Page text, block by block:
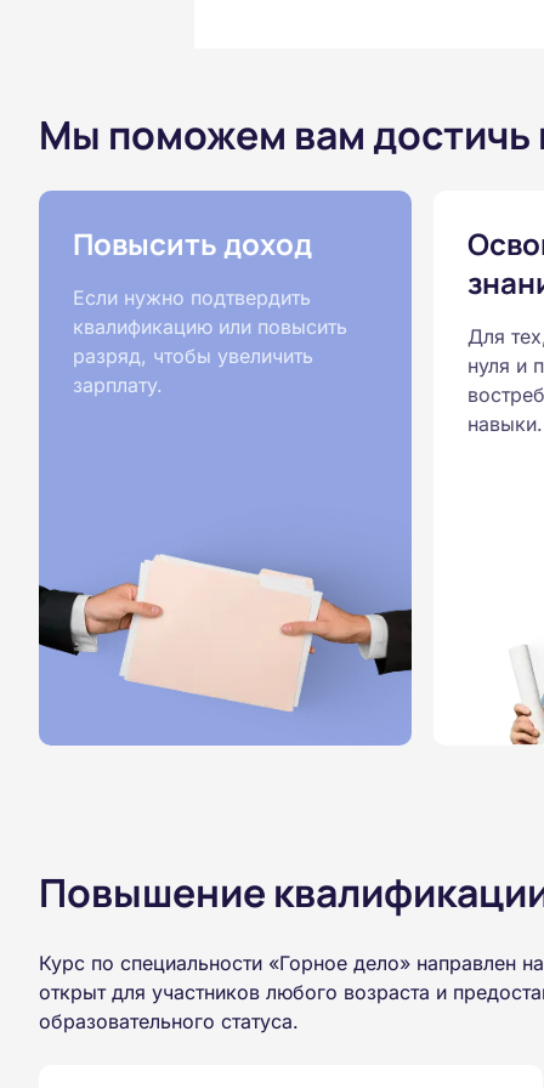
Мы поможем вам достичь
Повысить доход
Если нужно подтвердить
квалификацию или повысить
разряд, чтобы увеличить
зарплату.
Для
нуля и
навыки.
Повышение
Курс по специальности «Горное дело» направлен
открыт для участников любого возраста и
образовательного статуса.